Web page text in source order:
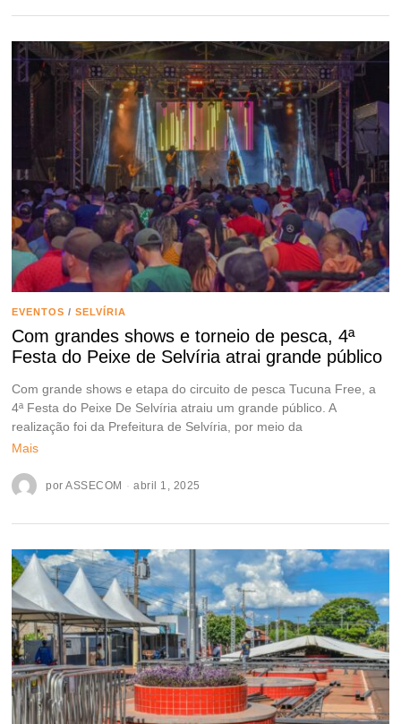
EVENTOS / SELVÍRIA
Com grandes shows e torneio de pesca, 4ª
Festa do Peixe de Selvíria atrai grande público
Com grande shows e etapa do circuito de pesca Tucuna Free, a
4ª Festa do Peixe De Selvíria atraiu um grande público. A
realização foi da Prefeitura de Selvíria, por meio da
Mais
porASSECOM abril 1, 2025